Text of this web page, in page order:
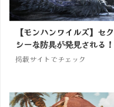
【モンハンワイルズ】セク
シーな防具が発見される！
掲載サイトでチェック